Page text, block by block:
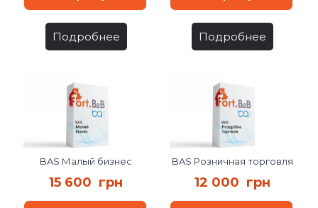
Подробнее Подробнее
BAS Малый бизнес
15 600 грн
BAS Розничная торговля
12 000 грн